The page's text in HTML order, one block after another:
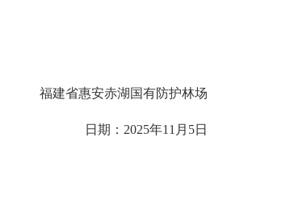
福建省惠安赤湖国有防护林场
日期： 2025年11 月 5日